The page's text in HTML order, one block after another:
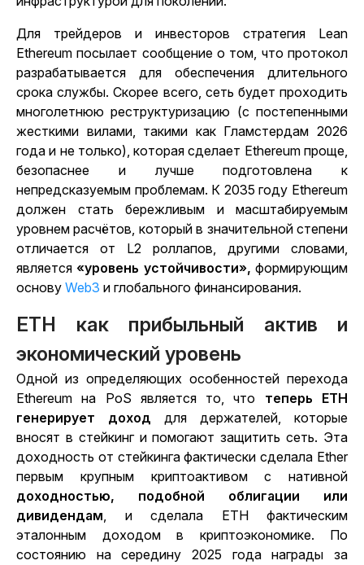
Для трейдеров и инвесторов стратегия Lean
Ethereum посылает сообщение о том, что протокол
разрабатывается для обеспечения длительного
срока службы. Скорее всего, сеть будет проходить
многолетнюю реструктуризацию (с постепенными
жесткими вилами, такими как Гламстердам 2026
года и не только), которая сделает Ethereum проще,
безопаснее и лучше подготовлена к
непредсказуемым проблемам. К 2035 году Ethereum
должен стать бережливым и масштабируемым
уровнем расчётов, который в значительной степени
отличается от L2 роллапов, другими словами,
является«уровень устойчивости»,формирующим
основу Web3 и глобального финансирования.
ETH как прибыльный актив и
экономический уровень
Одной из определяющих особенностей перехода
Ethereum на PoS является то, что теперь ETH
генерирует доход для держателей, которые
вносят в стейкинг и помогают защитить сеть. Эта
доходность от стейкинга фактически сделала Ether
первым крупным криптоактивом с нативной
доходностью, подобной облигации или
дивидендам, и сделала ETH фактическим
эталонным доходомв криптоэкономике. По
состоянию на середину 2025 года награды за